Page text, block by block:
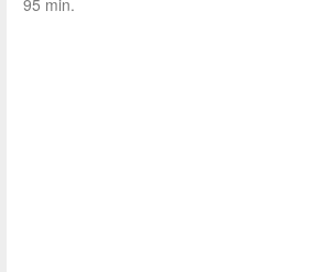
95 min.